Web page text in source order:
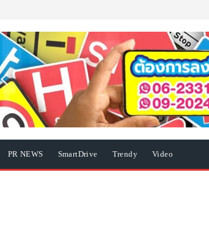
PR NEWS SmartDrive Trendy Video